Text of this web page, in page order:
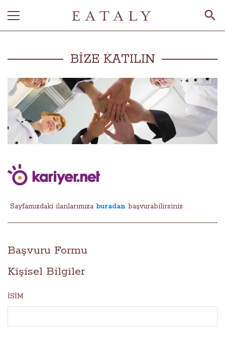
BİZE KATILIN
Sayfamızdaki ilanlarımıza buradan başvurabilirsiniz
Başvuru Formu
Kişisel Bilgiler
İSİM